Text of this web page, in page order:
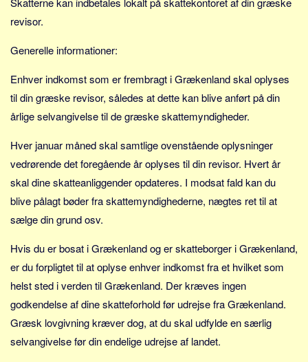
revisor.
Generelle informationer:
Enhver indkomst som er frembragt i Grækenland skal oplyses
til din græske revisor, således at dette kan blive anført på din
årlige selvangivelse til de græske skattemyndigheder.
Hver januar måned skal samtlige ovenstående oplysninger
vedrørende det foregående år oplyses til din revisor. Hvert år
skal dine skatteanliggender opdateres. I modsat fald kan du
blive pålagt bøder fra skattemyndighederne, nægtes ret til at
sælge din grund osv.
Hvis du er bosat i Grækenland og er skatteborger i Grækenland,
er du forpligtet til at oplyse enhver indkomst fra et hvilket som
helst sted i verden til Grækenland. Der kræves ingen
godkendelse af dine skatteforhold før udrejse fra Grækenland.
Græsk lovgivning kræver dog, at du skal udfylde en særlig
selvangivelse før din endelige udrejse af landet.